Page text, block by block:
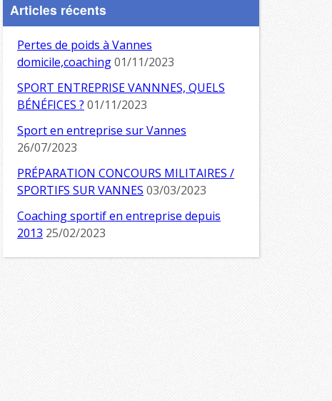
Articles récents
Pertes de poids à Vannes
domicile,coaching01/11/2023
SPORT ENTREPRISE VANNNES, QUELS
BÉNÉFICES ? 01/11/2023
Sport en entreprise sur Vannes
26/07/2023
PRÉPARATION CONCOURS MILITAIRES /
SPORTIFS SUR VANNES 03/03/2023
Coaching sportif en entreprise depuis
2013 25/02/2023